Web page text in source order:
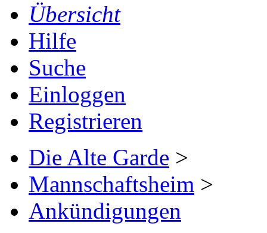
Übersicht
Hilfe
Suche
Einloggen
Registrieren
Die Alte Garde >
Mannschaftsheim >
Ankündigungen